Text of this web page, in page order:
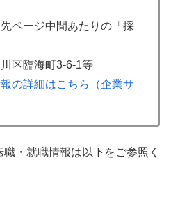
ページ中間あたりの「採
区臨海町3-6-1等
の詳細はこちら（企業サ
・就職情報は以下をご参照く